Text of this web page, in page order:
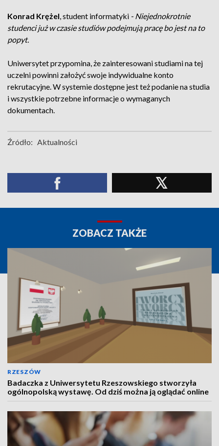
Konrad Krężel, student informatyki - Niejednokrotnie
studenci już w czasie studiów podejmują pracę bo jest na to
popyt.
Uniwersytet przypomina, że zainteresowani studiami na tej
uczelni powinni założyć swoje indywidualne konto
rekrutacyjne. W systemie dostępne jest też podanie na studia
i wszystkie potrzebne informacje o wymaganych
dokumentach.
Źródło: Aktualności
ZOBACZ TAKŻE
RZESZÓW
Badaczka z Uniwersytetu Rzeszowskiego stworzyła
ogólnopolską wystawę. Od dziś można ją oglądać online